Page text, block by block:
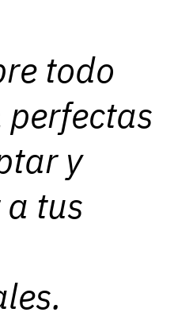
todo
y
tus